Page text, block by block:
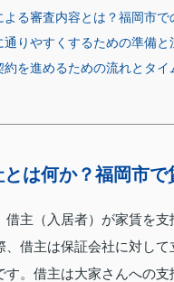
よる審査内容とは？福岡市
通りやすくするための準備と
約を進めるための流れとタ
は何か？福岡市
借主（入居者）が家賃を
、借主は保証会社に対し
す。借主は大家さんへの